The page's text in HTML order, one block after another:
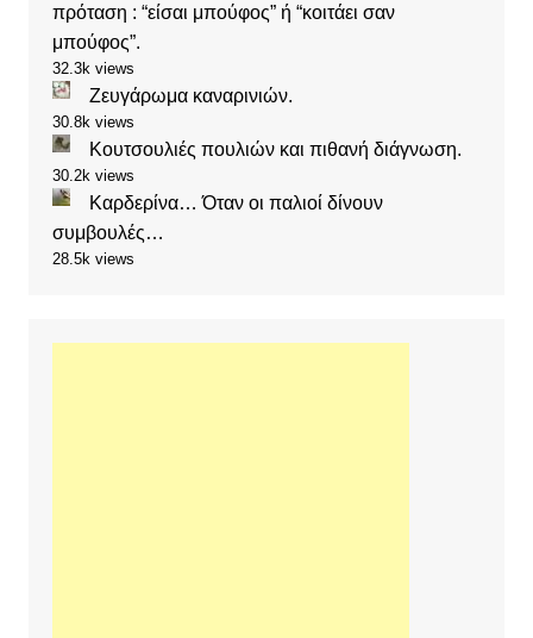
πρόταση : “είσαι μπούφος” ή “κοιτάει σαν
μπούφος”.
32.3k views
Ζευγάρωμα καναρινιών.
30.8k views
Κουτσουλιές πουλιών και πιθανή διάγνωση.
30.2k views
Καρδερίνα… Όταν οι παλιοί δίνουν
συμβουλές…
28.5k views